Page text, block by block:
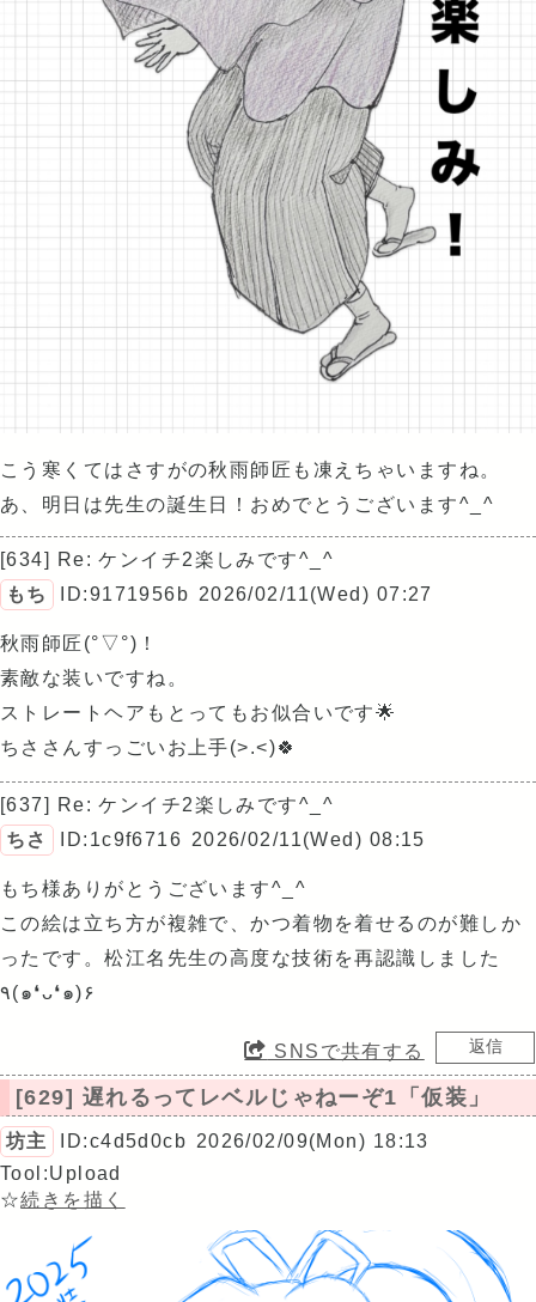
こう寒くてはさすがの秋雨師匠も凍えちゃいますね。
あ、明日は先生の誕生日！おめでとうございます^_^
[634] Re: ケンイチ2楽しみです^_^
もち
ID:9171956b 2026/02/11(Wed) 07:27
秋雨師匠(°▽°)！
素敵な装いですね。
ストレートヘアもとってもお似合いです🌟
ちささんすっごいお上手(>.<)🍀
[637] Re: ケンイチ2楽しみです^_^
ちさ
ID:1c9f6716 2026/02/11(Wed) 08:15
もち様ありがとうございます^_^
この絵は立ち方が複雑で、かつ着物を着せるのが難しか
ったです。松江名先生の高度な技術を再認識しました
٩(๑❛ᴗ❛๑)۶
SNSで共有する
[629] 遅れるってレベルじゃねーぞ1「仮装」
坊主 ID:c4d5d0cb 2026/02/09(Mon) 18:13
Tool:Upload
☆続きを描く